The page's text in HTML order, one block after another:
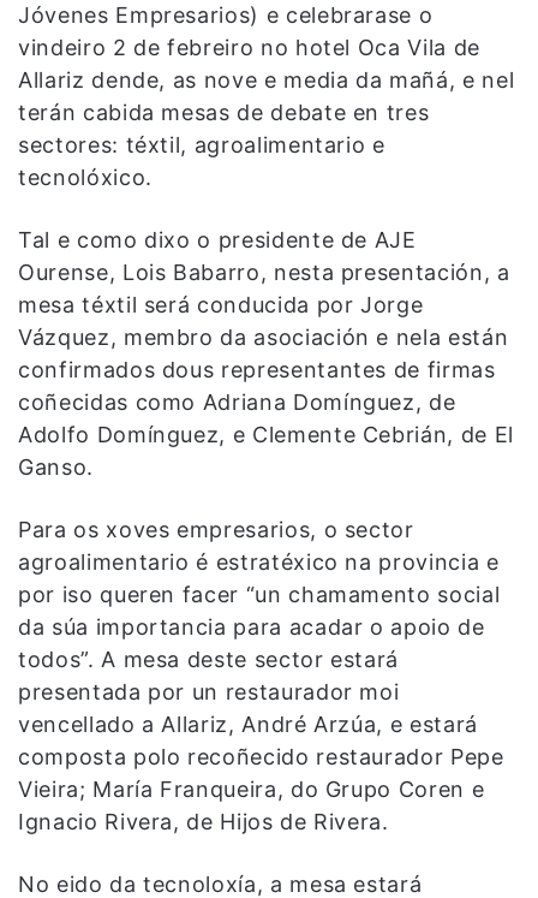
Jóvenes Empresarios) e celebrarase o
vindeiro 2 de febreiro no hotel Oca Vila de
Allariz dende, as nove e media da mañá, e nel
terán cabida mesas de debate en tres
sectores: téxtil, agroalimentario e
tecnolóxico.
Tal e como dixo o presidente de AJE
Ourense, Lois Babarro, nesta presentación, a
mesa téxtil será conducida por Jorge
Vázquez, membro da asociación e nela están
confirmados dous representantes de firmas
coñecidas como Adriana Domínguez, de
Adolfo Domínguez, e Clemente Cebrián, de El
Ganso.
Para os xoves empresarios, o sector
agroalimentario é estratéxico na provincia e
por iso queren facer “un chamamento social
da súa importancia para acadar o apoio de
todos”. A mesa deste sector estará
presentada por un restaurador moi
vencellado a Allariz, André Arzúa, e estará
composta polo recoñecido restaurador Pepe
Vieira; María Franqueira, do Grupo Coren e
Ignacio Rivera, de Hijos de Rivera.
No eido da tecnoloxía, a mesa estará